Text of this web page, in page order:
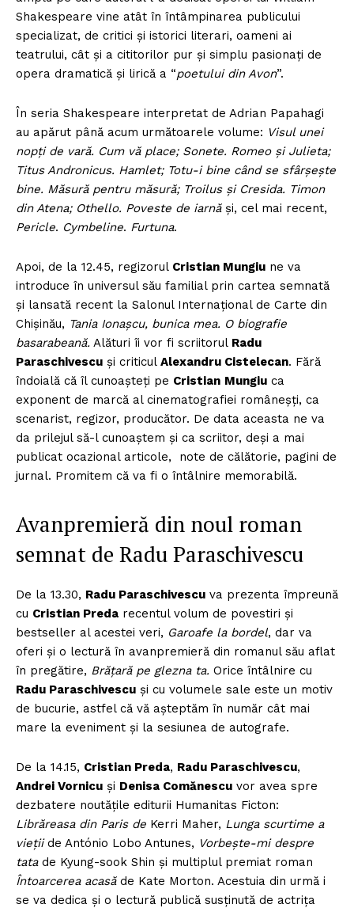
Shakespeare vine atât în întâmpinarea publicului
specializat, de critici şi istorici literari, oameni ai
teatrului, cât şi a cititorilor pur şi simplu pasionaţi de
opera dramatică şi lirică a “poetului din Avon”.
În seria Shakespeare interpretat de Adrian Papahagi
au apărut până acum următoarele volume: Visul unei
nopți de vară. Cum vă place; Sonete. Romeo și Julieta;
Titus Andronicus. Hamlet; Totu-i bine când se sfârşeşte
bine. Măsură pentru măsură; Troilus şi Cresida. Timon
din Atena; Othello. Poveste de iarnăşi, cel mai recent,
Pericle. Cymbeline. Furtuna.
Apoi, de la 12.45, regizorul Cristian Mungiu ne va
introduce în universul său familial prin cartea semnată
şi lansată recent la Salonul Internaţional de Carte din
Chişinău, Tania Ionașcu, bunica mea. O biografie
basarabeană. Alături îi vor fi scriitorul Radu
Paraschivescu şi criticul Alexandru Cistelecan. Fără
îndoială că îl cunoaşteţi pe Cristian Mungiu ca
exponent de marcă al cinematografiei româneşţi, ca
scenarist, regizor, producător. De data aceasta ne va
da prilejul să-l cunoaştem şi ca scriitor, deşi a mai
publicat ocazional articole, note de călătorie, pagini de
jurnal. Promitem că va fi o întâlnire memorabilă.
Avanpremieră din noul roman
semnat de Radu Paraschivescu
De la 13.30, Radu Paraschivescu va prezenta împreună
cu Cristian Preda recentul volum de povestiri şi
bestseller al acestei veri, Garoafe la bordel, dar va
oferi şi o lectură în avanpremieră din romanul său aflat
în pregătire, Brățară pe glezna ta. Orice întâlnire cu
Radu Paraschivescu şi cu volumele sale este un motiv
de bucurie, astfel că vă aşteptăm în număr cât mai
mare la eveniment şi la sesiunea de autografe.
De la 14.15, Cristian Preda, Radu Paraschivescu,
Andrei Vornicu şi Denisa Comănescu vor avea spre
dezbatere noutăţile editurii Humanitas Ficton:
Librăreasa din Paris de Kerri Maher, Lunga scurtime a
viețiide António Lobo Antunes, Vorbește-mi despre
tatade Kyung-sook Shin şi multiplul premiat roman
Întoarcerea acasăde Kate Morton. Acestuia din urmă i
se va dedica şi o lectură publică susținută de actrița